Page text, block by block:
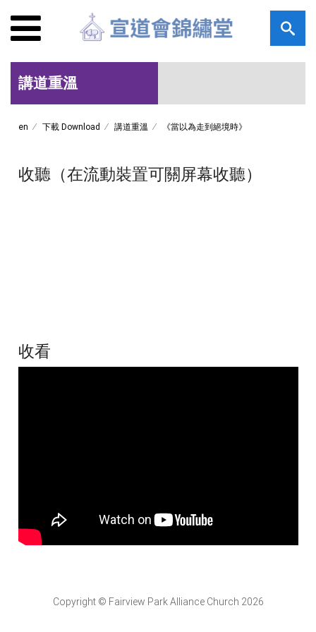
講道重溫
en 下載 Download 講道重溫 《當以為走到絕境時》
收聽（在流動裝置可關屏幕收聽）
收看
Copyright © Fairview Park Alliance Church 2026